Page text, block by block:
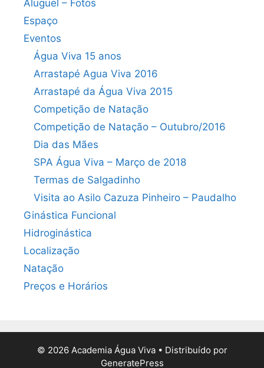
Aluguel – Fotos
Espaço
Eventos
Água Viva 15 anos
Arrastapé Agua Viva 2016
Arrastapé da Água Viva 2015
Competição de Natação
Competição de Natação – Outubro/2016
Dia das Mães
SPA Água Viva – Março de 2018
Termas de Salgadinho
Visita ao Asilo Cazuza Pinheiro – Paudalho
Ginástica Funcional
Hidroginástica
Localização
Natação
Preços e Horários
© 2026 Academia Água Viva• Distribuído por
GeneratePress